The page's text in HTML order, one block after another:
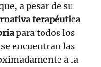
a pesar de su
terapéutica
para todos los
encuentran las
a la